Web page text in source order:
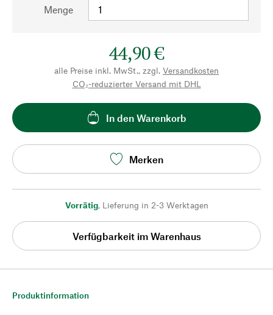
Menge
44,90 €
alle Preise inkl. MwSt., zzgl. Versandkosten
CO₂-reduzierter Versand mit DHL
In den Warenkorb
Merken
Vorrätig, Lieferung in 2-3 Werktagen
Verfügbarkeit im Warenhaus
Produktinformation